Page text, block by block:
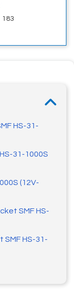
183
HS-31-
31-1000S
(12V-
SMF HS-
SMF HS-31-